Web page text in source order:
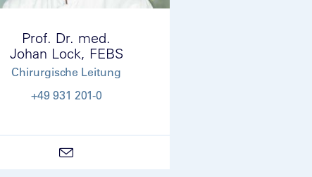
Prof. Dr. med.
Johan Lock, FEBS
Chirurgische Leitung
+49 931 201-0